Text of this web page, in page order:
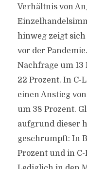
Verhältnis von
hinweg zeigt
vor der
Nachfrage um 13
22 Prozent. In C-
einen Anstieg
um 38 Prozent.
aufgrund dieser
geschrumpft: In
Prozent und in